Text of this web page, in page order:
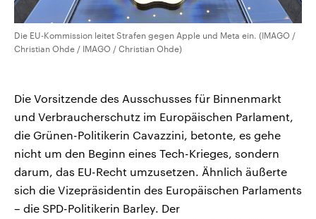
Die EU-Kommission leitet Strafen gegen Apple und Meta ein. (IMAGO /
Christian Ohde / IMAGO / Christian Ohde)
Die Vorsitzende des Ausschusses für Binnenmarkt
und Verbraucherschutz im Europäischen Parlament,
die Grünen-Politikerin Cavazzini, betonte, es gehe
nicht um den Beginn eines Tech-Krieges, sondern
darum, das EU-Recht umzusetzen. Ähnlich äußerte
sich die Vizepräsidentin des Europäischen Parlaments
– die SPD-Politikerin Barley. Der